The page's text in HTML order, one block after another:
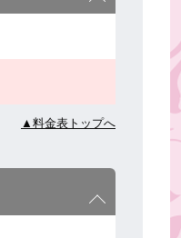
▲料金表トップへ